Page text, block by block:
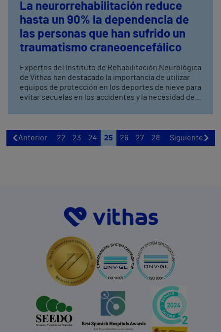
La neurorrehabilitación reduce
hasta un 90% la dependencia de
las personas que han sufrido un
traumatismo craneoencefálico
Expertos del Instituto de Rehabilitación Neurológica
de Vithas han destacado la importancia de utilizar
equipos de protección en los deportes de nieve para
evitar secuelas en los accidentes y la necesidad de
con 17 años sufrió un traumatismo craneoencefálico
severo mientras esquiaba que le produjo secuelas
Anterior 22 23 24 25 26 27 28 Siguiente